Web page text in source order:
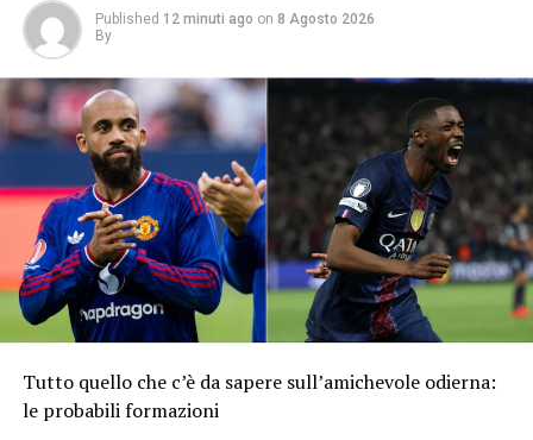
Published 12 minuti ago on 8 Agosto 2026
By
Tutto quello che c’è da sapere sull’amichevole odierna:
le probabili formazioni